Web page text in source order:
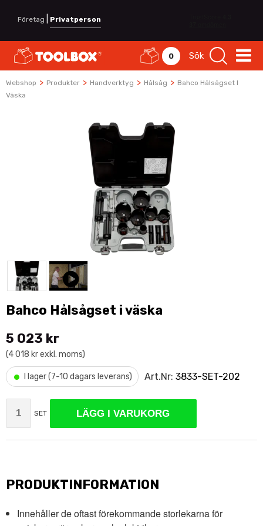
Företag Privatperson
0 Sök
Webshop > Produkter > Handverktyg > Hålsåg > Bahco Hålsågset I
Väska
Bahco Hålsågset i väska
5 023 kr
(4 018 kr exkl. moms)
• I lager (7-10 dagars leverans) Art.Nr: 3833-SET-202
SET LÄGG I VARUKORG
PRODUKTINFORMATION
Innehåller de oftast förekommande storlekarna för